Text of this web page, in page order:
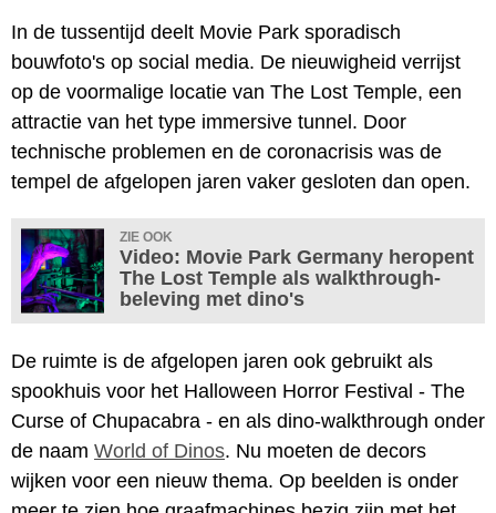
In de tussentijd deelt Movie Park sporadisch
bouwfoto's op social media. De nieuwigheid verrijst
op de voormalige locatie van The Lost Temple, een
attractie van het type immersive tunnel. Door
technische problemen en de coronacrisis was de
tempel de afgelopen jaren vaker gesloten dan open.
ZIE OOK
Video: Movie Park Germany heropent
The Lost Temple als walkthrough-
beleving met dino's
De ruimte is de afgelopen jaren ook gebruikt als
spookhuis voor het Halloween Horror Festival - The
Curse of Chupacabra - en als dino-walkthrough onder
de naam World of Dinos. Nu moeten de decors
wijken voor een nieuw thema. Op beelden is onder